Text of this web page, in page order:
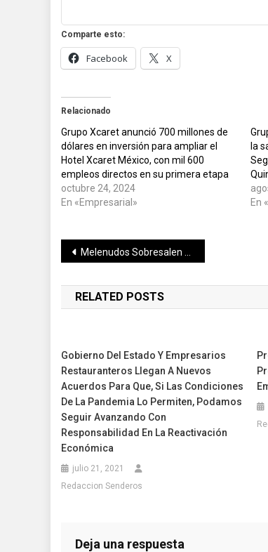
Comparte esto:
Facebook X
Relacionado
Grupo Xcaret anunció 700 millones de
dólares en inversión para ampliar el
Hotel Xcaret México, con mil 600
empleos directos en su primera etapa
octubre 24, 2024
En «Empresarial»
la
En
Navegación
de
entradas
Melenudos Sobresalen en sucursales de piratas de Pittsburgh
RELATED POSTS
Gobierno Del Estado Y Empresarios
Restauranteros Llegan A Nuevos
Acuerdos Para Que, Si Las Condiciones
De La Pandemia Lo Permiten, Podamos
Seguir Avanzando Con
Responsabilidad En La Reactivación
Económica
julio 21, 2021
Redaccion Senderos
Deja una respuesta